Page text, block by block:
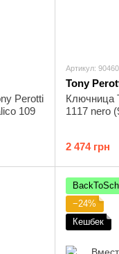
Perotti
109
Артикул: 90460
Tony
Ключница
1117 nero
2 474 грн
−24%
Кешбек